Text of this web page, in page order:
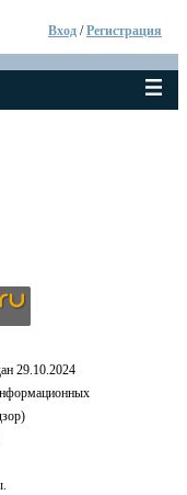
Вход /Регистрация
29.10.2024